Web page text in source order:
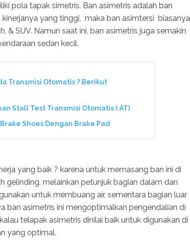
pola tapak simetris. Ban asimetris adalah ban
yang tinggi, maka ban asimtersi biasanya
& SUV. Namun saat ini, ban asimetris juga semakin
sedan kecil.
Transmisi Otomatis ? Berikut
Stall Test Transmisi Otomatis ( AT)
Shoes Dengan Brake Pad
yang baik ? karena untuk memasang ban ini di
gelinding, melainkan petunjuk bagian dalam dan
untuk membuang air, sementara bagian luar
ban asimetris ini mengoptimalkan pengendalian di
telapak asimetris dinilai baik untuk digunakan di
yang optimal.